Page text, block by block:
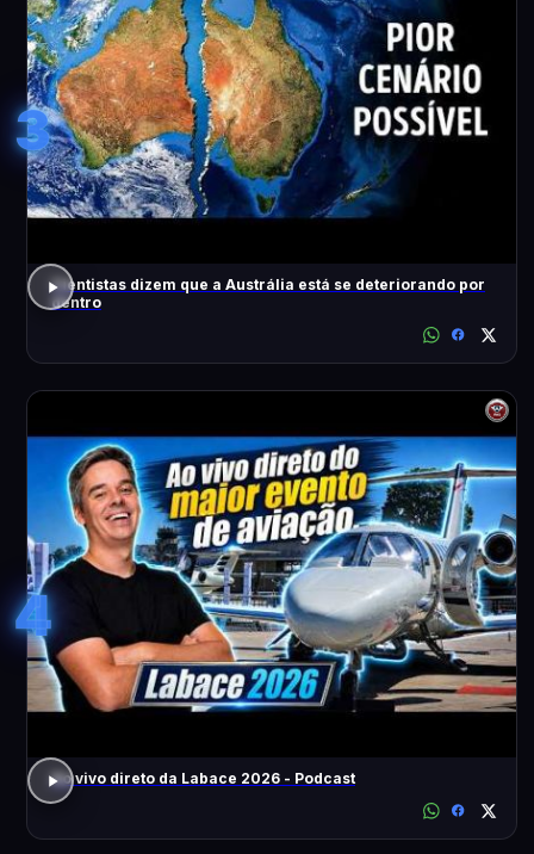
3
Cientistas dizem que a Austrália está se deteriorando por
dentro
4
Ao vivo direto da Labace 2026 - Podcast